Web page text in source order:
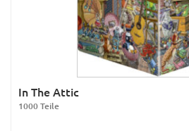
In The Attic
1000 Teile